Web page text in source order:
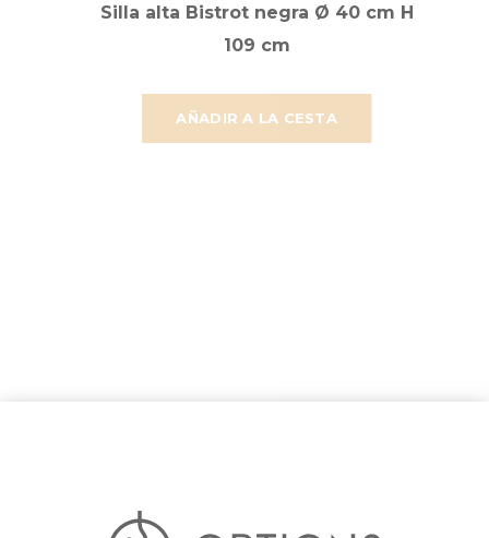
AÑADIR A LA CESTA
Silla alta Bistrot negra Ø 40 cm H
109 cm